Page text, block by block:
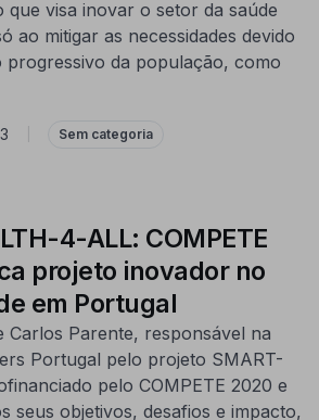
que visa inovar o setor da saúde
ao mitigar as necessidades devido
progressivo da população, como
Sem categoria
4-ALL: COMPETE
projeto inovador no
em Portugal
Carlos Parente, responsável na
Portugal pelo projeto SMART-
pelo COMPETE 2020 e
seus objetivos, desafios e impacto,